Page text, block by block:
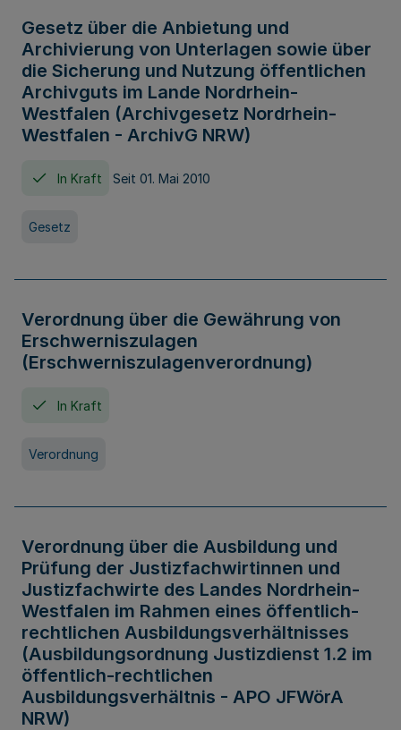
Gesetz über die Anbietung und
Archivierung von Unterlagen sowie über
die Sicherung und Nutzung öffentlichen
Archivguts im Lande Nordrhein-
Westfalen (Archivgesetz Nordrhein-
Westfalen - ArchivG NRW)
In Kraft Seit 01. Mai 2010
Gesetz
Verordnung über die Gewährung von
Erschwerniszulagen
(Erschwerniszulagenverordnung)
In Kraft
Verordnung
Verordnung über die Ausbildung und
Prüfung der Justizfachwirtinnen und
Justizfachwirte des Landes Nordrhein-
Westfalen im Rahmen eines öffentlich-
rechtlichen Ausbildungsverhältnisses
(Ausbildungsordnung Justizdienst 1.2 im
öffentlich-rechtlichen
Ausbildungsverhältnis - APO JFWörA
NRW)